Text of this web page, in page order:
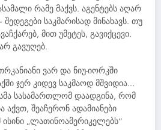
რამე მაქვს. აგენტებს აღარ
საკმარისად მინახავს. თუ
მით უმეტეს, გავიქცევი.
გავუღებ.
ვარ და ნიუ-იორკში
ჯერ კიდევ საკმაოდ მშვიდია…
სასამართლომ დაადგინა, რომ
აქვთ, შეაჩერონ ადამიანები
„ლათინოამერიკელებს“